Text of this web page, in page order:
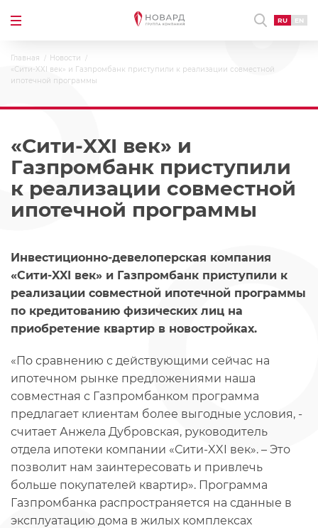
RU EN
Главная
Новости
«Сити-XXI век» и Газпромбанк приступили к реализации совместной
ипотечной программы
«Сити-XXI век» и
Газпромбанк приступили
к реализации совместной
ипотечной программы
Инвестиционно-девелоперская компания
«Сити-XXI век» и Газпромбанк приступили к
реализации совместной ипотечной программы
по кредитованию физических лиц на
приобретение квартир в новостройках.
«По сравнению с действующими сейчас на
ипотечном рынке предложениями наша
совместная с Газпромбанком программа
предлагает клиентам более выгодные условия, -
считает Анжела Дубровская, руководитель
отдела ипотеки компании «Сити-XXI век». – Это
позволит нам заинтересовать и привлечь
больше покупателей квартир». Программа
Газпромбанка распространяется на сданные в
эксплуатацию дома в жилых комплексах